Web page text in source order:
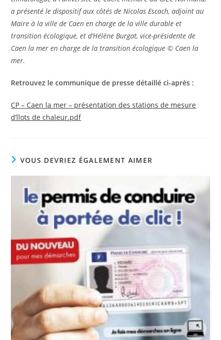
a présenté le dispositif aux côtés de Nicolas Escach, adjoint au
Maire à la ville de Caen en charge de la ville durable et
transition écologique, et d’Hélène Burgat, vice-présidente de
Caen la mer en charge de la transition écologique © Caen la
mer.
Retrouvez le communique de presse détaillé ci-après :
CP – Caen la mer – présentation des stations de mesure
d’îlots de chaleur.pdf
VOUS DEVRIEZ ÉGALEMENT AIMER